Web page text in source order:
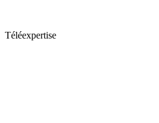
Téléexpertise